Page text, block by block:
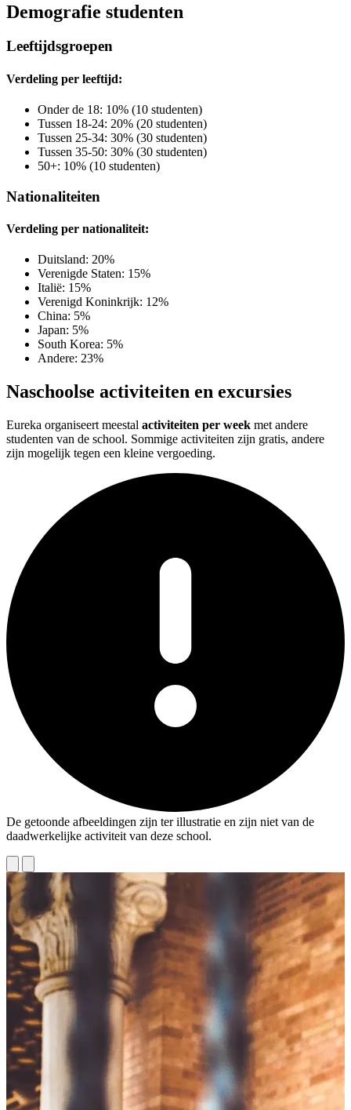
Demografie studenten
Leeftijdsgroepen
Verdeling per leeftijd:
Onder de 18: 10% (10 studenten)
Tussen 18-24: 20% (20 studenten)
Tussen 25-34: 30% (30 studenten)
Tussen 35-50: 30% (30 studenten)
50+: 10% (10 studenten)
Nationaliteiten
Verdeling per nationaliteit:
Duitsland: 20%
Verenigde Staten: 15%
Italië: 15%
Verenigd Koninkrijk: 12%
China: 5%
Japan: 5%
South Korea: 5%
Andere: 23%
Naschoolse activiteiten en excursies
Eureka organiseert meestal activiteiten per week met andere
studenten van de school. Sommige activiteiten zijn gratis, andere
zijn mogelijk tegen een kleine vergoeding.
De getoonde afbeeldingen zijn ter illustratie en zijn niet van de
daadwerkelijke activiteit van deze school.